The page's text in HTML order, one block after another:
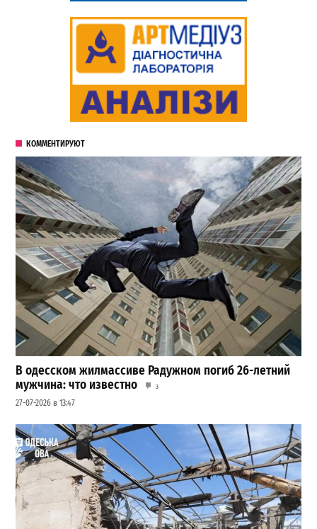
КОММЕНТИРУЮТ
В одесском жилмассиве Радужном погиб 26-летний
мужчина: что известно
3
27-07-2026 в 13:47